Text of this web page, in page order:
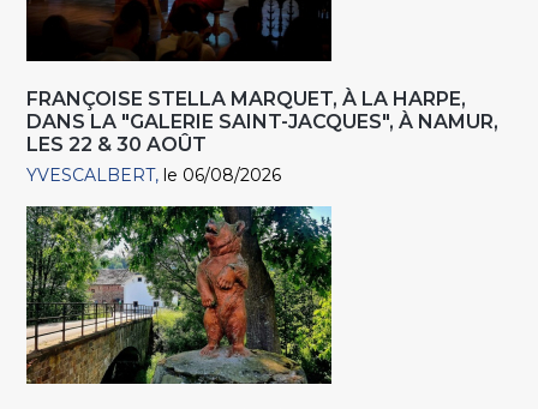
FRANÇOISE STELLA MARQUET, À LA HARPE,
DANS LA "GALERIE SAINT-JACQUES", À NAMUR,
LES 22 & 30 AOÛT
YVESCALBERT le 06/08/2026